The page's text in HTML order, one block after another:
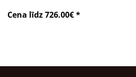
Cena līdz 726.00€ *